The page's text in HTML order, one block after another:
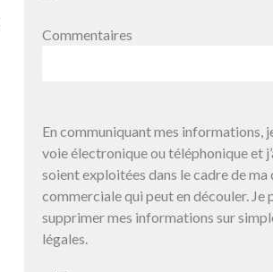
Commentaires
En communiquant mes informations,
voie électronique ou téléphonique et
soient exploitées dans le cadre de
commerciale qui peut en découler.
supprimer mes informations sur
légales.